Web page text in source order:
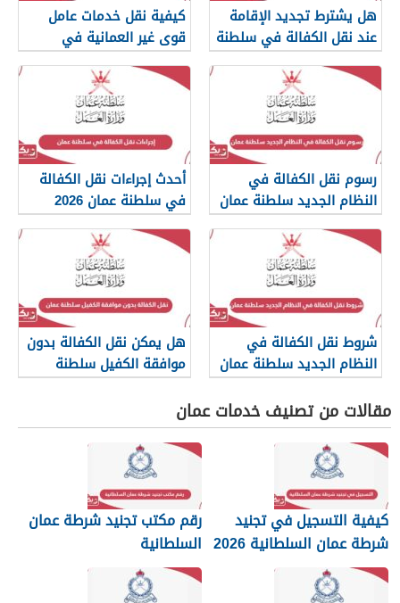
هل يشترط تجديد الإقامة
عند نقل الكفالة في سلطنة
عمان؟
كيفية نقل خدمات عامل
قوى غير العمانية في
سلطنة عمان
رسوم نقل الكفالة في
النظام الجديد سلطنة عمان
2026
أحدث إجراءات نقل الكفالة
في سلطنة عمان 2026
شروط نقل الكفالة في
النظام الجديد سلطنة عمان
2026
هل يمكن نقل الكفالة بدون
موافقة الكفيل سلطنة
عمان؟
مقالات من تصنيف خدمات عمان
كيفية التسجيل في تجنيد
شرطة عمان السلطانية 2026
رقم مكتب تجنيد شرطة عمان
السلطانية